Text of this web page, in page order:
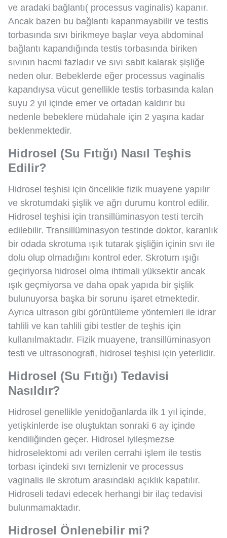
ve aradaki bağlantı( processus vaginalis) kapanır.
Ancak bazen bu bağlantı kapanmayabilir ve testis
torbasında sıvı birikmeye başlar veya abdominal
bağlantı kapandığında testis torbasında biriken
sıvının hacmi fazladır ve sıvı sabit kalarak şişliğe
neden olur. Bebeklerde eğer processus vaginalis
kapandıysa vücut genellikle testis torbasında kalan
suyu 2 yıl içinde emer ve ortadan kaldırır bu
nedenle bebeklere müdahale için 2 yaşına kadar
beklenmektedir.
Hidrosel (Su Fıtığı) Nasıl Teşhis
Edilir?
Hidrosel teşhisi için öncelikle fizik muayene yapılır
ve skrotumdaki şişlik ve ağrı durumu kontrol edilir.
Hidrosel teşhisi için transillüminasyon testi tercih
edilebilir. Transillüminasyon testinde doktor, karanlık
bir odada skrotuma ışık tutarak şişliğin içinin sıvı ile
dolu olup olmadığını kontrol eder. Skrotum ışığı
geçiriyorsa hidrosel olma ihtimali yüksektir ancak
ışık geçmiyorsa ve daha opak yapıda bir şişlik
bulunuyorsa başka bir sorunu işaret etmektedir.
Ayrıca ultrason gibi görüntüleme yöntemleri ile idrar
tahlili ve kan tahlili gibi testler de teşhis için
kullanılmaktadır. Fizik muayene, transillüminasyon
testi ve ultrasonografi, hidrosel teşhisi için yeterlidir.
Hidrosel (Su Fıtığı) Tedavisi
Nasıldır?
Hidrosel genellikle yenidoğanlarda ilk 1 yıl içinde,
yetişkinlerde ise oluştuktan sonraki 6 ay içinde
kendiliğinden geçer. Hidrosel iyileşmezse
hidroselektomi adı verilen cerrahi işlem ile testis
torbası içindeki sıvı temizlenir ve processus
vaginalis ile skrotum arasındaki açıklık kapatılır.
Hidroseli tedavi edecek herhangi bir ilaç tedavisi
bulunmamaktadır.
Hidrosel Önlenebilir mi?